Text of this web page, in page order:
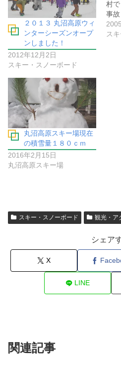
２０１３ 丸沼高原ウィ
ンターシーズンオープ
ンしました！
2012年12月2日
スキー・スノーボード
村
事
ス
丸沼高原スキー場現在
の積雪量１８０ｃｍ
2016年2月15日
丸沼高原スキー場
スキー・スノーボード 観光・ア
シェア
X
LINE
関連記事